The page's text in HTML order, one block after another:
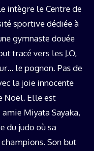
intègre le Centre de
sportive dédiée à
gymnaste douée
tracé vers les J.O,
le pognon. Pas de
la joie innocente
Noël. Elle est
Miyata Sayaka,
du judo où sa
Son but